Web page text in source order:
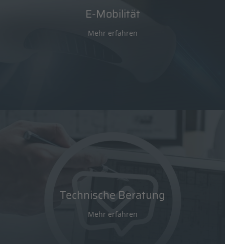
E-Mobilität
Mehr erfahren
Technische Beratung
Mehr erfahren